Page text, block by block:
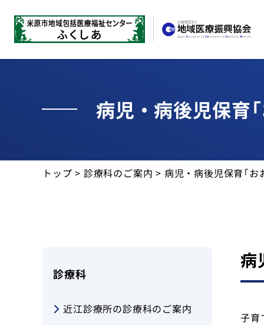
お知らせ
児童発達支援センター「てらす」
地域包括支援センター
病児・病後児保育
トップ > 診療科のご案内 > 病児・病後児保育「お
病
子育
診療科
近江診療所の診療科のご案内